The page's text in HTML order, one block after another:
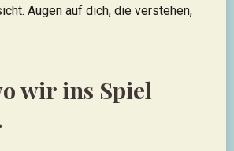
Augen auf dich, die verstehen,
wir ins Spiel